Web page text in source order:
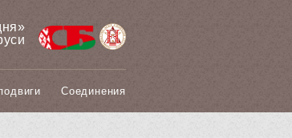
Соединения